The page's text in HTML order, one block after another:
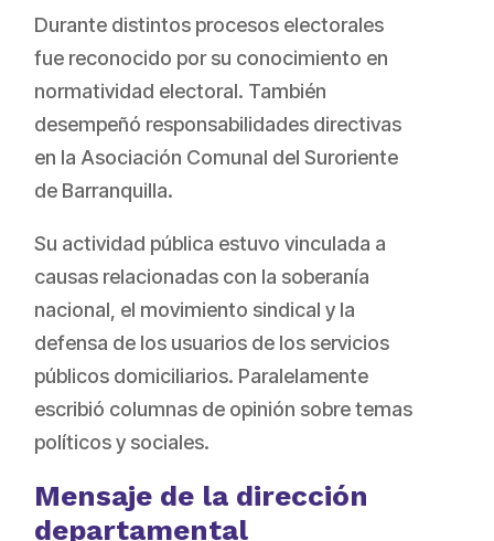
Durante distintos procesos electorales
fue reconocido por su conocimiento en
normatividad electoral. También
desempeñó responsabilidades directivas
en la Asociación Comunal del Suroriente
de Barranquilla.
Su actividad pública estuvo vinculada a
causas relacionadas con la soberanía
nacional, el movimiento sindical y la
defensa de los usuarios de los servicios
públicos domiciliarios. Paralelamente
escribió columnas de opinión sobre temas
políticos y sociales.
Mensaje de la dirección
departamental